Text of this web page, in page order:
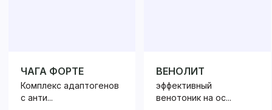
ЧАГА ФОРТЕ
Комплекс адаптогенов
с анти...
ВЕНОЛИТ
эффективный
венотоник на ос...